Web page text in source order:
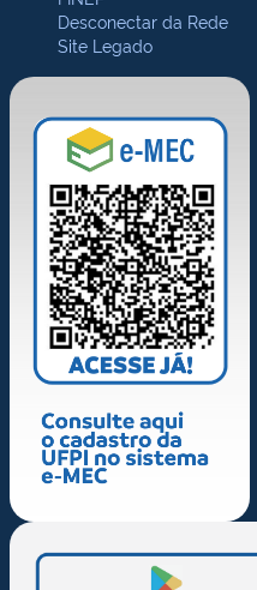
Desconectar da Rede
Site Legado